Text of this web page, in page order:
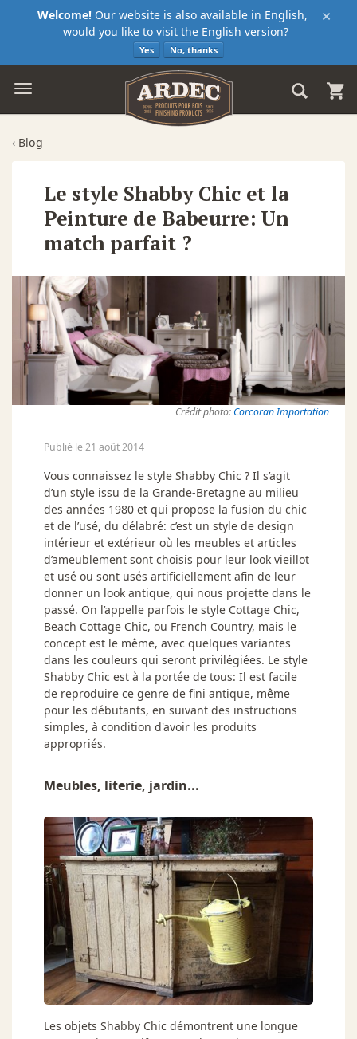
×
Welcome! Our website is also available in English,
would you like to visit the English version?
Yes No, thanks
‹ Blog
Le style Shabby Chic et la
Peinture de Babeurre: Un
match parfait ?
Crédit photo: Corcoran Importation
Publié le 21 août 2014
Vous connaissez le style Shabby Chic ? Il s’agit
d’un style issu de la Grande-Bretagne au milieu
des années 1980 et qui propose la fusion du chic
et de l’usé, du délabré: c’est un style de design
intérieur et extérieur où les meubles et articles
d’ameublement sont choisis pour leur look vieillot
et usé ou sont usés artificiellement afin de leur
donner un look antique, qui nous projette dans le
passé. On l’appelle parfois le style Cottage Chic,
Beach Cottage Chic, ou French Country, mais le
concept est le même, avec quelques variantes
dans les couleurs qui seront privilégiées. Le style
Shabby Chic est à la portée de tous: Il est facile
de reproduire ce genre de fini antique, même
pour les débutants, en suivant des instructions
simples, à condition d'avoir les produits
appropriés.
Meubles, literie, jardin...
Les objets Shabby Chic démontrent une longue